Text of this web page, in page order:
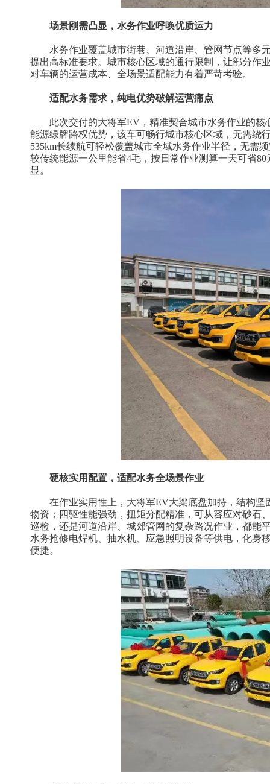
场景刚需凸显，水务作业呼唤优质运力
水务作业覆盖城市街巷、河道沿岸、管网节点等多
提出高标准要求。城市核心区域的通行限制，让部分作
对车辆的运营成本、全场景适配能力有着严苛考验。
适配水务需求，纯电优势破解运营痛点
此次交付的大将军EV，精准契合城市水务作业的
能源绿牌路权优势，该车可畅行城市核心区域，无需绕
535km长续航可轻松覆盖城市全域水务作业半径，无需
较传统能源一公里能省4毛，按日常作业测算一天可省
显。
硬核实用配置，适配水务全场景作业
在作业实用性上，大将军EV大梁底盘加持，结构
物资；四驱性能强劲，扭矩分配精准，可从容应对砂石
巡检，还是河道沿岸、城郊管网的复杂路况作业，都能
水务抢修电焊机、抽水机、应急照明设备等供电，化身
便捷。